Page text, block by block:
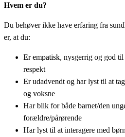
Hvem er du?
Du behøver ikke have erfaring fra
er, at du:
Er empatisk, nysgerrig og god til
respekt
Er udadvendt og har lyst til at
og voksne
Har blik for både barnet/den
forældre/pårørende
Har lyst til at interagere med